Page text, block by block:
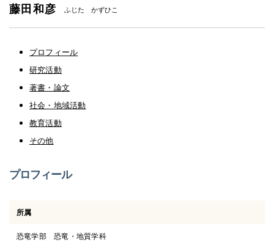
藤田和彦 ふじた かずひこ
プロフィール
研究活動
著書・論文
社会・地域活動
教育活動
その他
プロフィール
所属
恐竜学部 恐竜・地質学科